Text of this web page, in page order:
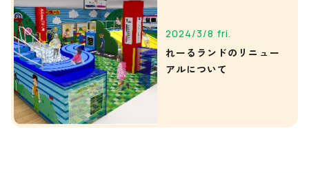
2024/3/8 fri.
れーるランドのリニュー
アルについて